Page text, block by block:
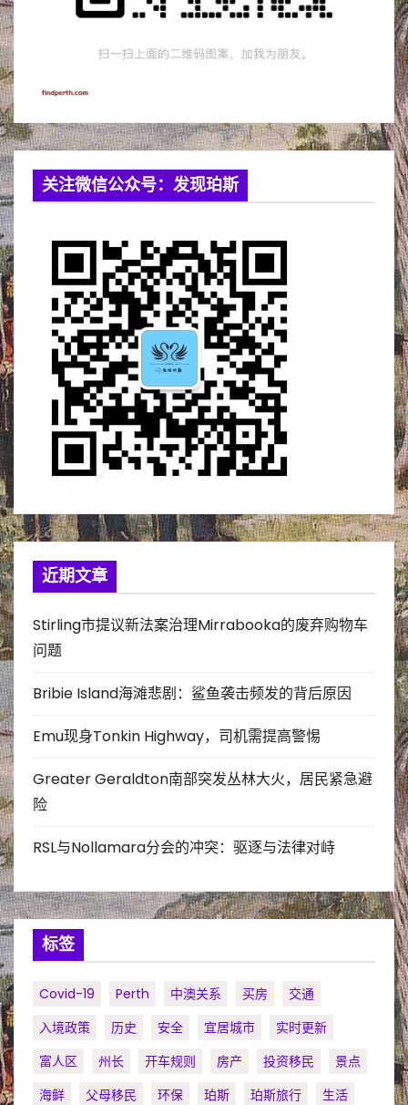
关注微信公众号：发现珀斯
近期文章
Stirling市提议新法案治理Mirrabooka的废弃购物车
问题
Bribie Island海滩悲剧：鲨鱼袭击频发的背后原因
Emu现身Tonkin Highway，司机需提高警惕
Greater Geraldton南部突发丛林大火，居民紧急避
险
RSL与Nollamara分会的冲突：驱逐与法律对峙
标签
Covid-19 Perth 中澳关系 买房
交通
入境政策
历史 安全 宜居城市
实时更新
富人区
州长 开车规则 房产 投资移民
景点
海鲜
父母移民 环保 珀斯 珀斯旅行
生活